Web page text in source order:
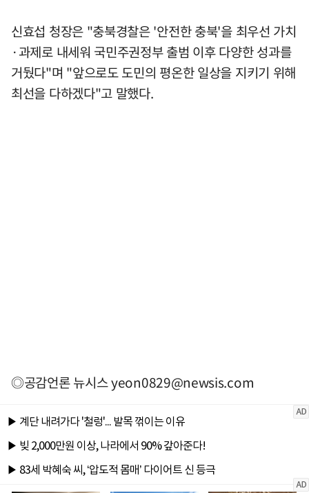
신효섭 청장은 "충북경찰은 '안전한 충북'을 최우선 가치
·과제로 내세워 국민주권정부 출범 이후 다양한 성과를
거뒀다"며 "앞으로도 도민의 평온한 일상을 지키기 위해
최선을 다하겠다"고 말했다.
◎공감언론 뉴시스yeon0829@newsis.com